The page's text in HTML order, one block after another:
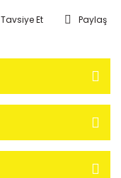
Tavsiye Et Paylaş